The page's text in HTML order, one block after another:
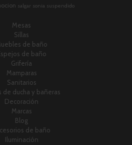
salgar sonia suspendido
Mesas
Sillas
de baño
de baño
Grifería
Mamparas
Sanitarios
de ducha y bañeras
Decoración
Marcas
Blog
de baño
Iluminación